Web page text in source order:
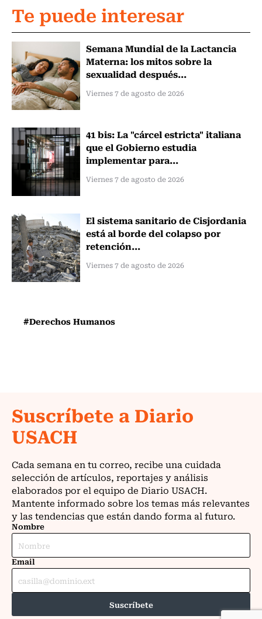
Te puede interesar
Semana Mundial de la Lactancia
Materna: los mitos sobre la
sexualidad después...
Viernes 7 de agosto de 2026
41 bis: La "cárcel estricta" italiana
que el Gobierno estudia
implementar para...
Viernes 7 de agosto de 2026
El sistema sanitario de Cisjordania
está al borde del colapso por
retención...
Viernes 7 de agosto de 2026
#Derechos Humanos